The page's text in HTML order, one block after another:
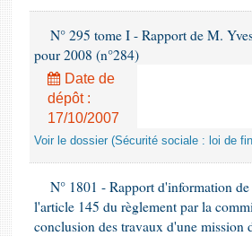
N° 295 tome I - Rapport de M.
pour 2008 (n°284)
Date de
dépôt :
17/10/2007
Voir le dossier (Sécurité sociale : loi de
N° 1801 - Rapport d'information
l'article 145 du règlement par la
conclusion des travaux d'une mission